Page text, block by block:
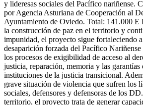
y lideresas sociales del Pacífico nariñense.
por Agencia Asturiana de Cooperación al
Ayuntamiento de Oviedo. Total: 141.000 E
la construcción de paz en el territorio y
impunidad, el proyecto sigue fortaleciendo
desaparición forzada del Pacífico
los procesos de exigibilidad de acceso al
justicia, reparación, memoria y las garantías
instituciones de la justicia transicional.
grave situación de violencia que sufren los
sociales, defensores y defensoras de los
territorio, el proyecto trata de generar